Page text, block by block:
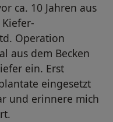
ca. 10 Jahren aus
Operation
aus dem Becken
ein. Erst
eingesetzt
und erinnere mich